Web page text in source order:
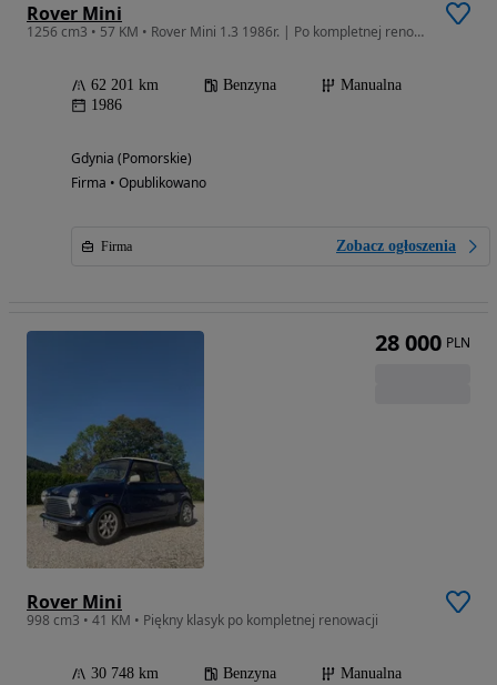
Rover Mini
1256 cm3 • 57 KM • Rover Mini 1.3 1986r. | Po kompletnej renowacji | Unikat | Garażowany
62 201 km Benzyna
Manualna
1986
Gdynia (Pomorskie)
Firma • Opublikowano
Firma Zobacz ogłoszenia
Rover Mini
998 cm3 • 41 KM • Piękny klasyk po kompletnej renowacji
30 748 km Benzyna
Manualna
28 000 PLN